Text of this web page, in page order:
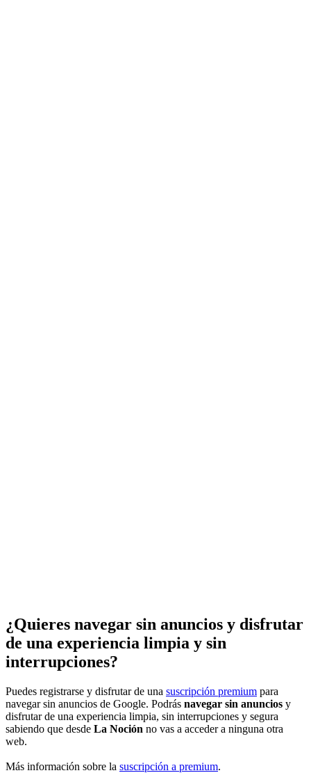
¿Quieres navegar sin anuncios y disfrutar
de una experiencia limpia y sin
interrupciones?
Puedes registrarse y disfrutar de una suscripción premium para
navegar sin anuncios de Google. Podrás navegar sin anuncios y
disfrutar de una experiencia limpia, sin interrupciones y segura
sabiendo que desde La Noción no vas a acceder a ninguna otra
web.
Más información sobre la suscripción a premium.